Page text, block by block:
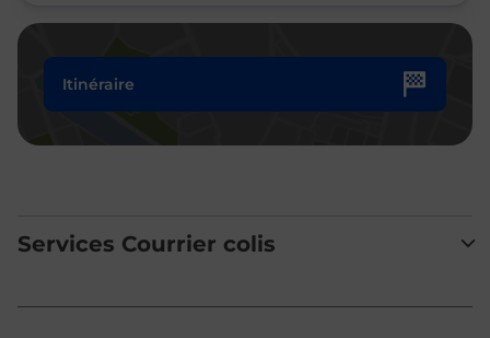
Itinéraire
Services Courrier colis